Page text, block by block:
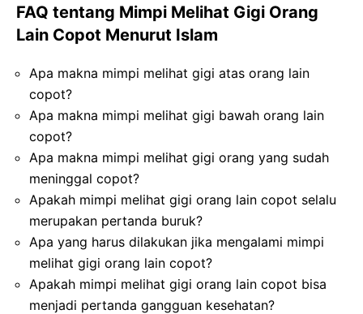
FAQ tentang Mimpi Melihat Gigi Orang
Lain Copot Menurut Islam
Apa makna mimpi melihat gigi atas orang lain
copot?
Apa makna mimpi melihat gigi bawah orang lain
copot?
Apa makna mimpi melihat gigi orang yang sudah
meninggal copot?
Apakah mimpi melihat gigi orang lain copot selalu
merupakan pertanda buruk?
Apa yang harus dilakukan jika mengalami mimpi
melihat gigi orang lain copot?
Apakah mimpi melihat gigi orang lain copot bisa
menjadi pertanda gangguan kesehatan?